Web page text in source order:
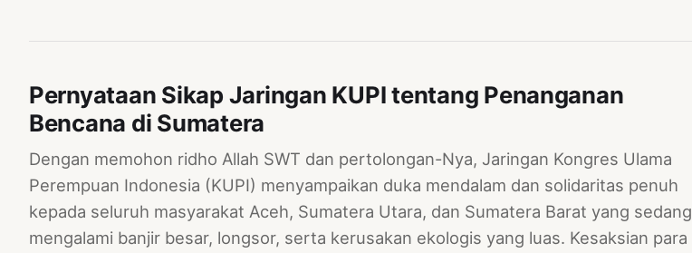
Pernyataan Sikap Jaringan KUPI tentang Penanganan
Bencana di Sumatera
Dengan memohon ridho Allah SWT dan pertolongan-Nya, Jaringan Kongres Ulama
Perempuan Indonesia (KUPI) menyampaikan duka mendalam dan solidaritas penuh
kepada seluruh masyarakat Aceh, Sumatera Utara, dan Sumatera Barat yang sedang
mengalami banjir besar, longsor, serta kerusakan ekologis yang luas. Kesaksian para